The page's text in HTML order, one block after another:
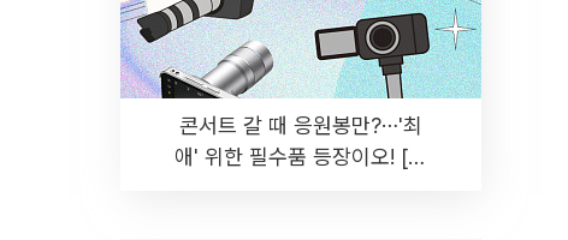
콘서트 갈 때 응원봉만?⋯'최
애' 위한 필수품 등장이오! [솔